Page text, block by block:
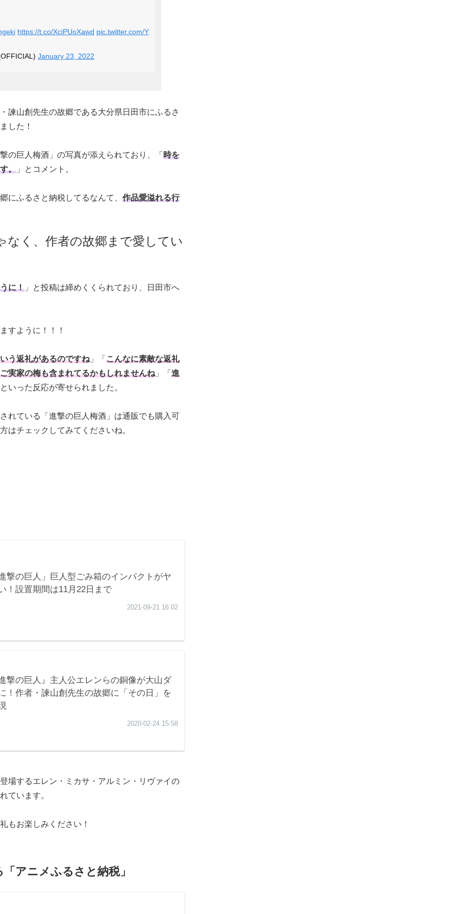
https://t.co/XciPUoXawd pic.twitter.com/Y
January 23, 2022
諫山創先生の故郷である大分県日田市にふるさ
した！
の巨人梅酒」の写真が添えられており、「 時を
。 」とコメント。
にふるさと納税してるなんて、 作品愛溢れる行
なく、作者の故郷まで愛してい
に！ 」と投稿は締めくくられており、日田市へ
すように！！！
う返礼があるのですね 」「 こんなに素敵な返礼
実家の梅も含まれてるかもしれませんね 」「 進
いった反応が寄せられました。
れている「進撃の巨人梅酒」は通販でも購入可
はチェックしてみてくださいね。
場するエレン・ミカサ・アルミン・リヴァイの
ています。
もお楽しみください！
アニメふるさと納税」